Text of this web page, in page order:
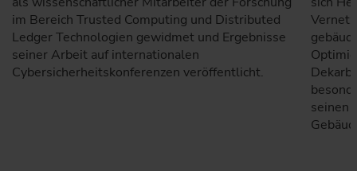
im Bereich Trusted Computing und Distributed
Ledger Technologien gewidmet und Ergebnisse
seiner Arbeit auf internationalen
Cybersicherheitskonferenzen veröffentlicht.
seinen